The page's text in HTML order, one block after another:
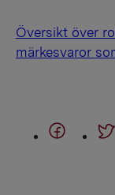
Översikt över
märkesvaror